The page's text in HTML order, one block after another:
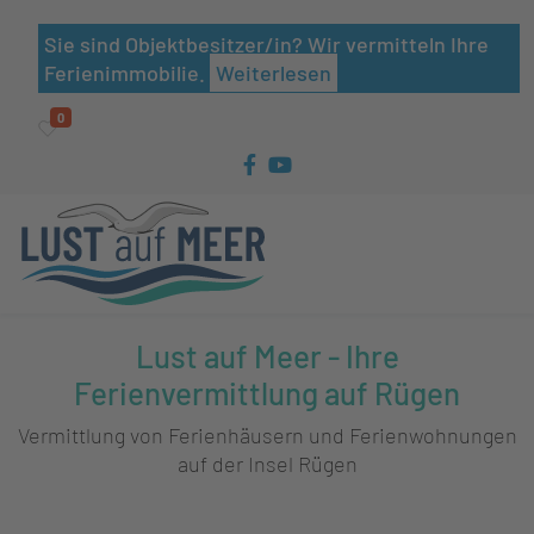
Sie sind Objektbesitzer/in? Wir vermitteln Ihre
Ferienimmobilie.
Weiterlesen
0
Lust auf Meer - Ihre
Ferienvermittlung auf Rügen
Vermittlung von Ferienhäusern und Ferienwohnungen
auf der Insel Rügen